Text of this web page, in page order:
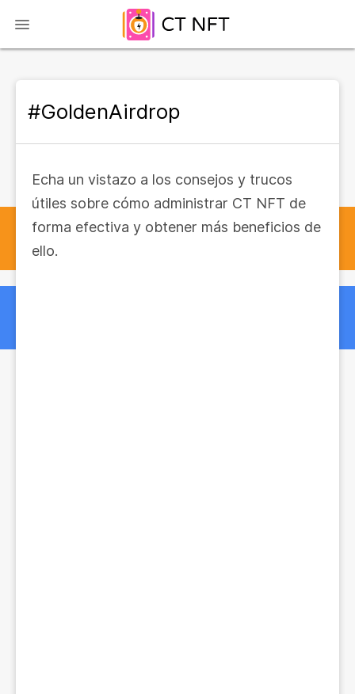
#GoldenAirdrop
Echa un vistazo a los consejos y trucos
útiles sobre cómo administrar CT NFT de
forma efectiva y obtener más beneficios de
ello.